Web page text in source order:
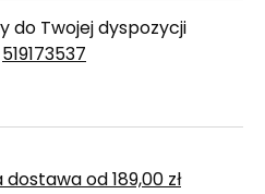
do Twojej dyspozycji
519173537
dostawa od 189,00 zł